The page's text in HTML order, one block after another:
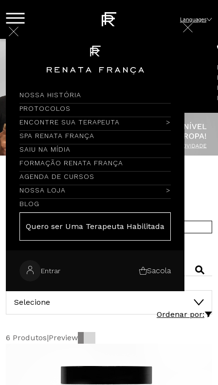
NOSSA HISTÓRIA
PROTOCOLOS
ENCONTRE SUA TERAPEUTA
SPA RENATA FRANÇA
SAIU NA MÍDIA
FORMAÇÃO RENATA FRANÇA
AGENDA DE CURSOS
NOSSA LOJA
BLOG
Quero ser Uma Terapeuta Habilitada
Entrar Sacola
Languages
Encontre por Nome
COMPRE NA EUROPA
Selecione
Ordenar por:
6 Produtos|Preview